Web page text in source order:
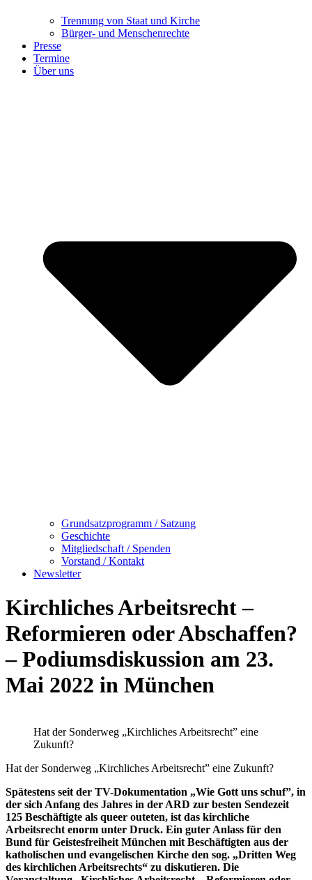
Trennung ​​​​​​​von Staat und Kirche
Bürger- und Menschenrechte
Presse
Termine
Über uns
Grundsatzprogramm / Satzung
Geschichte
Mitgliedschaft / Spenden
Vorstand / Kontakt
Newsletter
Kirchliches Arbeitsrecht –
Reformieren oder Abschaffen?
– Podiumsdiskussion am 23.
Mai 2022 in München
Hat der Sonderweg „Kirchliches Arbeitsrecht” eine
Zukunft?
Hat der Sonderweg „Kirchliches Arbeitsrecht” eine Zukunft?
Spätestens seit der TV-Dokumentation „Wie Gott uns schuf”, in
der sich Anfang des Jahres in der ARD zur besten Sendezeit
125 Beschäftigte als queer outeten, ist das kirchliche
Arbeitsrecht enorm unter Druck. Ein guter Anlass für den
Bund für Geistesfreiheit München mit Beschäftigten aus der
katholischen und evangelischen Kirche den sog. „Dritten Weg
des kirchlichen Arbeitsrechts“ zu diskutieren. Die